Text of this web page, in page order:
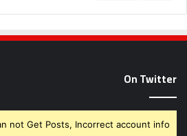
On Twitter
not Get Posts, Incorrect account info.